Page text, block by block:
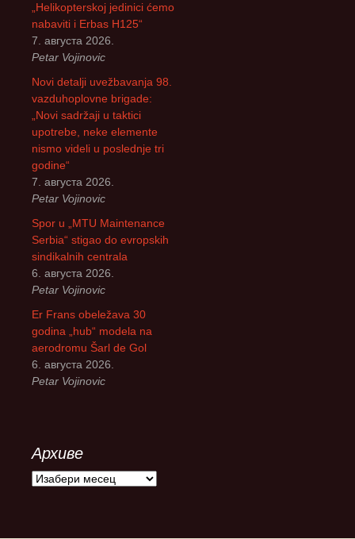
„Helikopterskoj jedinici ćemo
nabaviti i Erbas H125“
7. августа 2026.
Petar Vojinovic
Novi detalji uvežbavanja 98.
vazduhoplovne brigade:
„Novi sadržaji u taktici
upotrebe, neke elemente
nismo videli u poslednje tri
godine“
7. августа 2026.
Petar Vojinovic
Spor u „MTU Maintenance
Serbia“ stigao do evropskih
sindikalnih centrala
6. августа 2026.
Petar Vojinovic
Er Frans obeležava 30
godina „hub“ modela na
aerodromu Šarl de Gol
6. августа 2026.
Petar Vojinovic
Архиве
А